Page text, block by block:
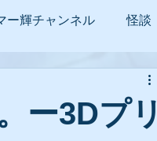
ー輝チャンネル 怪談
ー3Dプリ